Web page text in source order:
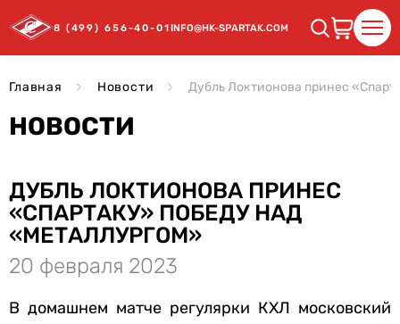
8 (499) 656-40-01INFO@HK-SPARTAK.COM
Главная Новости Дубль Локтионова принес
НОВОСТИ
ДУБЛЬ ЛОКТИОНОВА ПРИНЕС
«СПАРТАКУ» ПОБЕДУ НАД
«МЕТАЛЛУРГОМ»
20 февраля 2023
В домашнем матче регулярки КХЛ московский